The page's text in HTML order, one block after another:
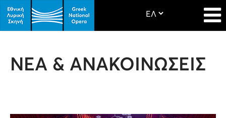
ΝΕΑ & ΑΝΑΚΟΙΝΩΣΕΙΣ